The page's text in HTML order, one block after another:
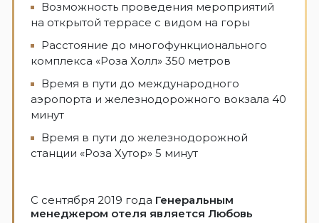
Возможность проведения мероприятий
на открытой террасе с видом на горы
Расстояние до многофункционального
комплекса «Роза Холл» 350 метров
Время в пути до международного
аэропорта и железнодорожного вокзала 40
минут
Время в пути до железнодорожной
станции «Роза Хутор» 5 минут
С сентября 2019 года Генеральным
менеджером отеля является Любовь